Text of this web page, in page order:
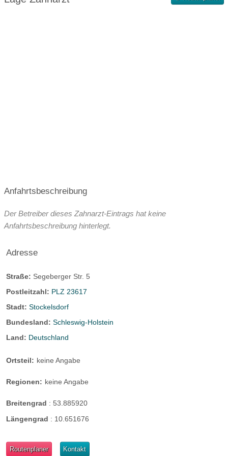
Anfahrtsbeschreibung
Der Betreiber dieses Zahnarzt-Eintrags hat keine
Anfahrtsbeschreibung hinterlegt.
Adresse
Straße: Segeberger Str. 5
Postleitzahl: PLZ 23617
Stadt: Stockelsdorf
Bundesland: Schleswig-Holstein
Land: Deutschland
Ortsteil: keine Angabe
Regionen: keine Angabe
Breitengrad : 53.885920
Längengrad : 10.651676
Routenplaner Kontakt